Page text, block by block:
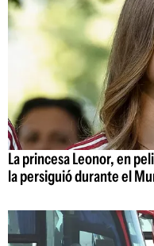
La princesa Leonor, en
la persiguió durante el